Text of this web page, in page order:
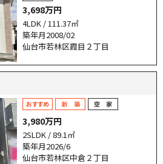
3,698万円
4LDK / 111.37㎡
築年月2008/02
仙台市若林区霞目２丁目
3,980万円
2SLDK / 89.1㎡
築年月2026/6
仙台市若林区中倉２丁目